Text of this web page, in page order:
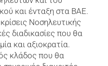
και ένταξη στα ΒΑΕ.
Νοσηλευτικής
διαδικασίες που θα
και αξιοκρατία.
κλάδος που θα